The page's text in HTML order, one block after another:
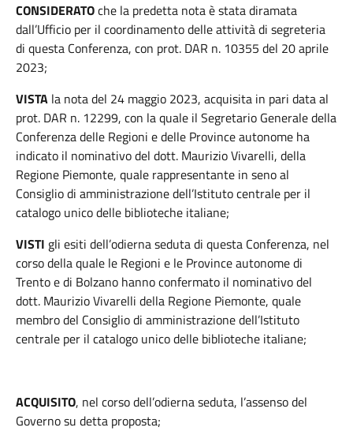
CONSIDERATOche la predetta nota è stata diramata
dall’Ufficio per il coordinamento delle attività di segreteria
di questa Conferenza, con prot. DAR n. 10355 del 20 aprile
2023;
VISTA la nota del 24 maggio 2023, acquisita in pari data al
prot. DAR n. 12299, con la quale il Segretario Generale della
Conferenza delle Regioni e delle Province autonome ha
indicato il nominativo del dott. Maurizio Vivarelli, della
Regione Piemonte, quale rappresentante in seno al
Consiglio di amministrazione dell’Istituto centrale per il
catalogo unico delle biblioteche italiane;
VISTI gli esiti dell’odierna seduta di questa Conferenza, nel
corso della quale le Regioni e le Province autonome di
Trento e di Bolzano hanno confermato il nominativo del
dott. Maurizio Vivarelli della Regione Piemonte, quale
membro del Consiglio di amministrazione dell’Istituto
centrale per il catalogo unico delle biblioteche italiane;
ACQUISITO, nel corso dell’odierna seduta, l’assenso del
Governo su detta proposta;